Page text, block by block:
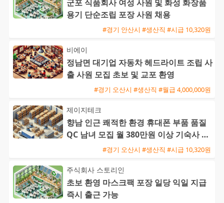
군포 식품회사 여성 사원 및 화성 화장품
용기 단순조립 포장 사원 채용
#경기 안산시 #생산직 #시급 10,320원
비에이
정남면 대기업 자동차 헤드라이트 조립 사
출 사원 모집 초보 및 교포 환영
#경기 오산시 #생산직 #월급 4,000,000원
제이지테크
향남 인근 쾌적한 환경 휴대폰 부품 품질
QC 남녀 모집 월 380만원 이상 기숙사 제
#경기 오산시 #생산직 #시급 10,320원
주식회사 스토리인
초보 환영 마스크팩 포장 일당 익일 지급
즉시 출근 가능